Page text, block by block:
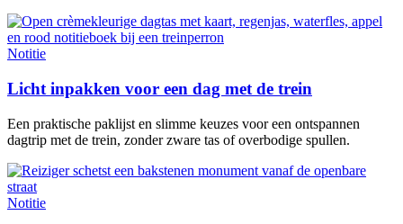
Notitie
Licht inpakken voor een dag met de trein
Een praktische paklijst en slimme keuzes voor een ontspannen
dagtrip met de trein, zonder zware tas of overbodige spullen.
Notitie